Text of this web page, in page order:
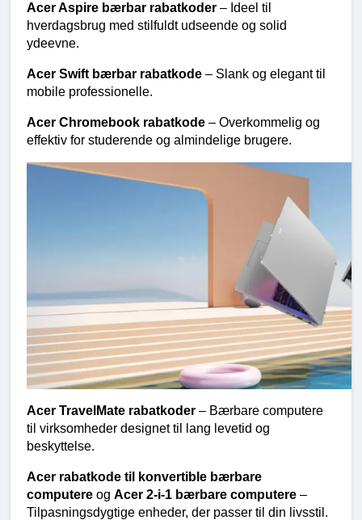
Acer Aspire bærbar rabatkoder – Ideel til
hverdagsbrug med stilfuldt udseende og solid
ydeevne.
Acer Swift bærbar rabatkode – Slank og elegant til
mobile professionelle.
Acer Chromebook rabatkode – Overkommelig og
effektiv for studerende og almindelige brugere.
Acer TravelMate rabatkoder – Bærbare computere
til virksomheder designet til lang levetid og
beskyttelse.
Acer rabatkode til konvertible bærbare
computere og Acer 2-i-1 bærbare computere –
Tilpasningsdygtige enheder, der passer til din livsstil.